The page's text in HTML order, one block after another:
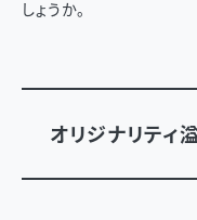
しょうか。
オリジナリティ